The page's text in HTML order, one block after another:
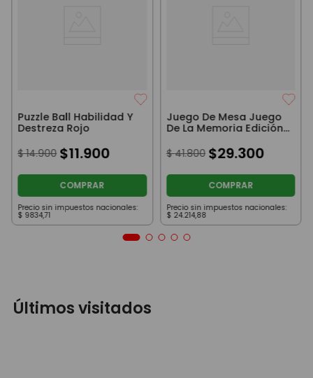
Puzzle Ball Habilidad Y
Destreza Rojo
$ 14.900 $11.900
COMPRAR
Precio sin impuestos nacionales:
$ 9834,71
Juego De Mesa Juego
De La Memoria Edición
$ 41.800 $29.300
COMPRAR
Precio sin impuestos nacionales:
$ 24.214,88
Últimos visitados